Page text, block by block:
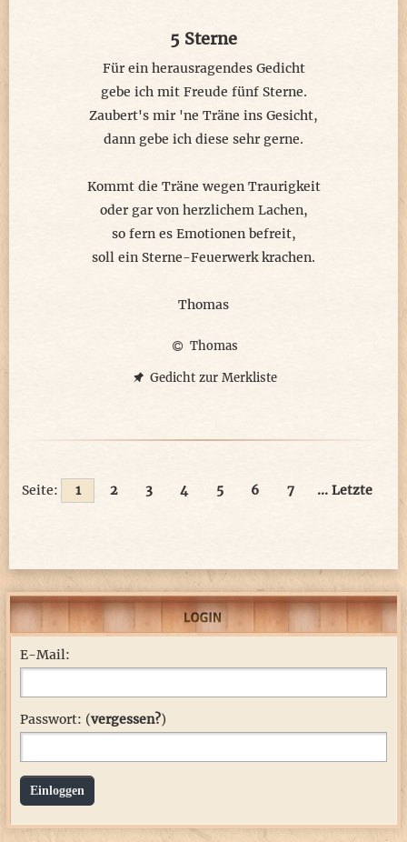
5 Sterne
Für ein herausragendes Gedicht
gebe ich mit Freude fünf Sterne.
Zaubert's mir 'ne Träne ins Gesicht,
dann gebe ich diese sehr gerne.
Kommt die Träne wegen Traurigkeit
oder gar von herzlichem Lachen,
so fern es Emotionen befreit,
soll ein Sterne-Feuerwerk krachen.
Thomas
Thomas
Gedicht zur Merkliste
Seite: 1 2 3 4 5 6 7 ... Letzte
E-Mail:
Passwort: (vergessen?)
Einloggen